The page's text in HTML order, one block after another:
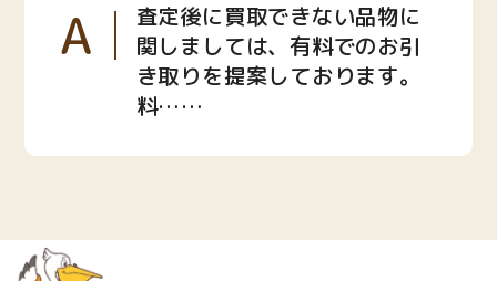
A
査定後に買取できない品物に
関しましては、有料でのお引
き取りを提案しております。
料……